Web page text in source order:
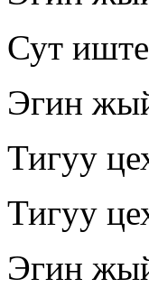
Сут
Эгин
Тигуу
Тигуу
Эгин